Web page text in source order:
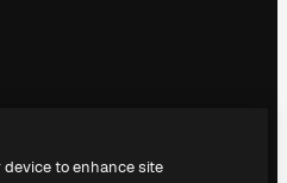
device to enhance site